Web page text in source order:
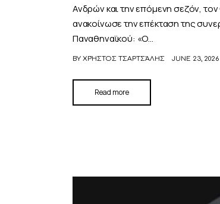
Ανδρών και την επόμενη σεζόν,
ανακοίνωσε την επέκταση της
Παναθηναϊκού: «Ο…
BY ΧΡΉΣΤΟΣ ΤΣΑΡΤΣΆΛΗΣ JUNE 23, 2026
Read more